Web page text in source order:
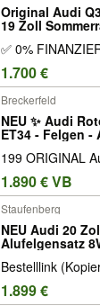
Original Audi
19 Zoll
✅ 0%
1.700 €
Breckerfeld
NEU ✨ Audi
ET34 - Felgen -
199 ORIGINAL
1.890 € VB
Staufenberg
NEU Audi 20
Alufelgensatz
Bestelllink
1.899 €